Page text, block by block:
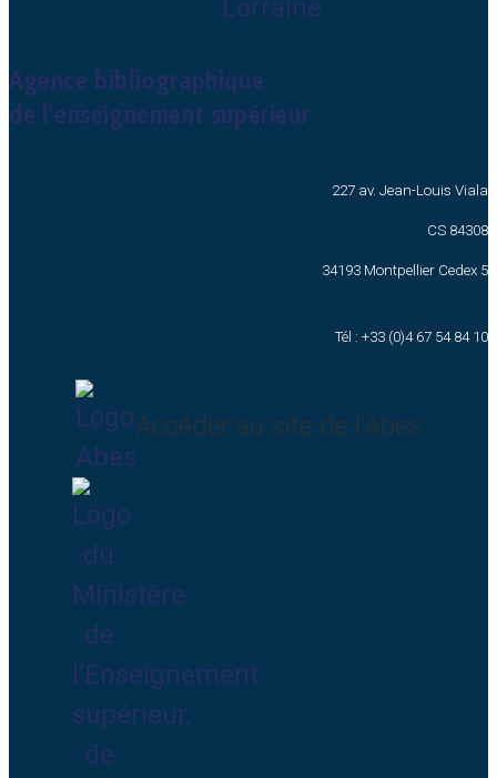
Agence bibliographique
de l’enseignement supérieur
227 av. Jean-Louis Viala
CS 84308
34193 Montpellier Cedex 5
Tél : +33 (0)4 67 54 84 10
Accéder au site de l’Abes